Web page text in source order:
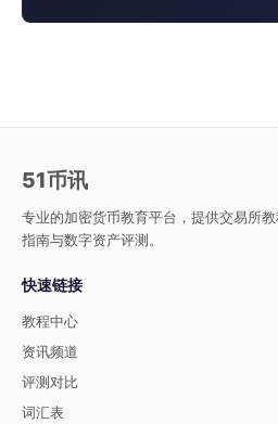
51币讯
专业的加密货币教育平台，提供交易所
指南与数字资产评测。
快速链接
教程中心
资讯频道
评测对比
词汇表